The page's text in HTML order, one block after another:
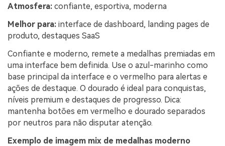
Atmosfera: confiante, esportiva, moderna
Melhor para: interface de dashboard, landing pages de
produto, destaques SaaS
Confiante e moderno, remete a medalhas premiadas em
uma interface bem definida. Use o azul-marinho como
base principal da interface e o vermelho para alertas e
ações de destaque. O dourado é ideal para conquistas,
níveis premium e destaques de progresso. Dica:
mantenha botões em vermelho e dourado separados
por neutros para não disputar atenção.
Exemplo de imagem mix de medalhas moderno